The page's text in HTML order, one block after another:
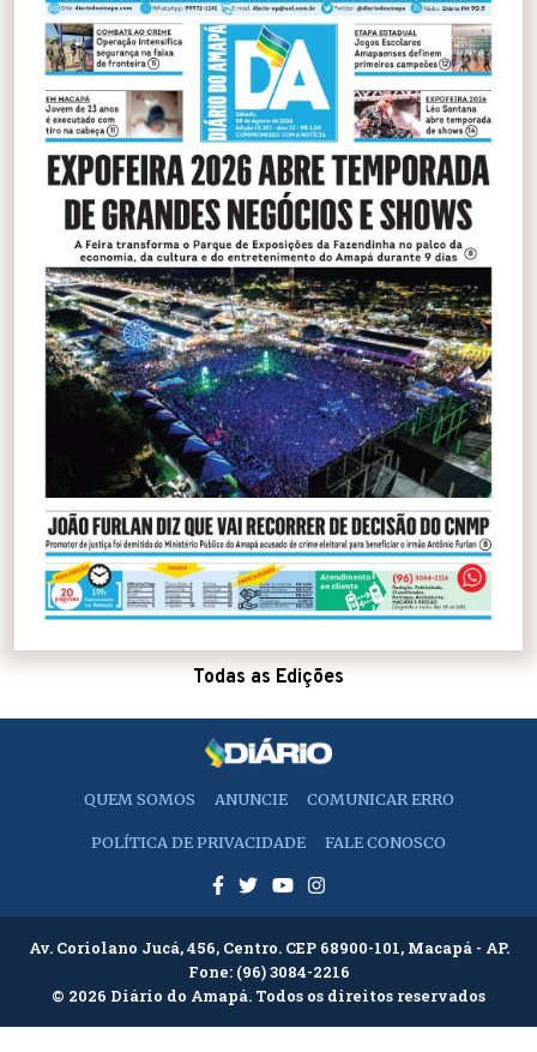
Todas as Edições
QUEM SOMOS ANUNCIE COMUNICAR ERRO
POLÍTICA DE PRIVACIDADE FALE CONOSCO
Av. Coriolano Jucá, 456, Centro. CEP 68900-101, Macapá - AP.
Fone: (96) 3084-2216
© 2026 Diário do Amapá. Todos os direitos reservados